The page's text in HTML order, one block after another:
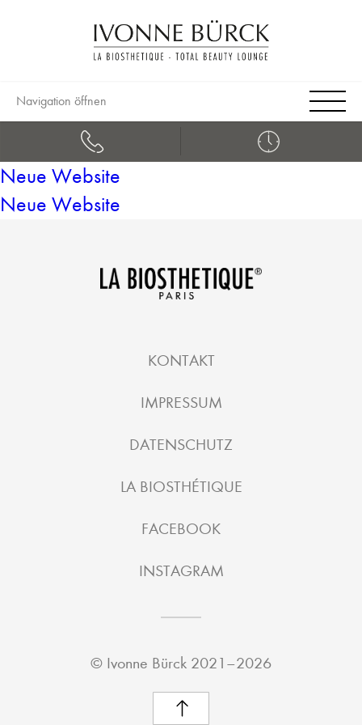
Navigation öffnen
Neue Website
Neue Website
KONTAKT
IMPRESSUM
DATENSCHUTZ
LA BIOSTHÉTIQUE
FACEBOOK
INSTAGRAM
© Ivonne Bürck 2021–2026